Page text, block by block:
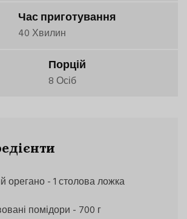
Час приготування
40 Хвилин
Порцій
8 Осіб
орегано- 1 столова ложка
помідори - 700 г